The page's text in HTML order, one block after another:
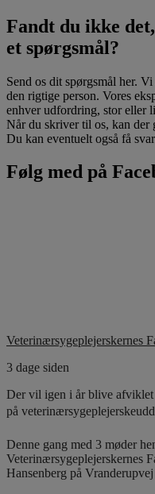
Fandt du ikke
et spørgsmål?
Send os dit spørgsmål her.
den rigtige person. Vores
enhver udfordring, stor eller
Når du skriver til os, kan der
Du kan eventuelt også få
Følg med på
Veterinærsygeplejerskernes
3 dage siden
Der vil igen i år blive
på
Denne gang med 3 møder
Veterinærsygeplejerskernes
Hansenberg på